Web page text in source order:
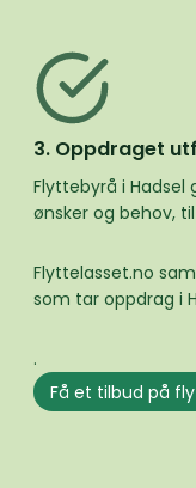
3. Oppdraget
Flyttebyrå i
ønsker og behov,
Flyttelasset.no
som tar oppdrag i
.
Få et tilbud på